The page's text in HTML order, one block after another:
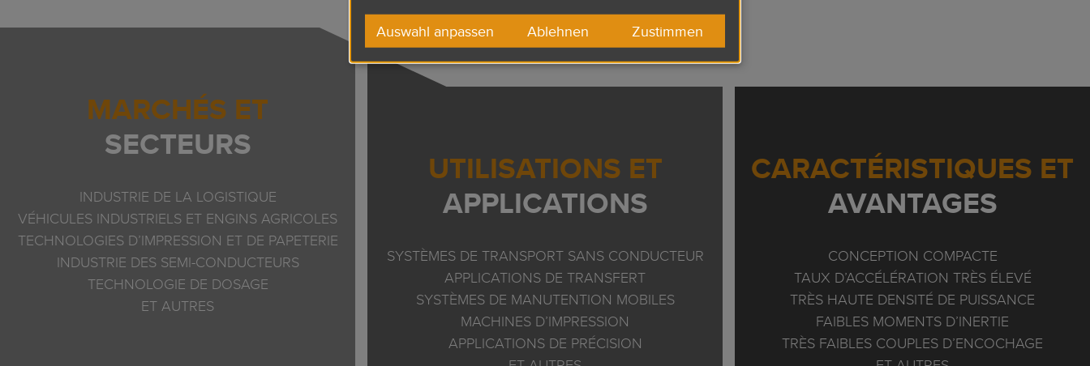
MARCHÉS ET
SECTEURS
INDUSTRIE DE LA LOGISTIQUE
VÉHICULES INDUSTRIELS ET ENGINS AGRICOLES
TECHNOLOGIES D’IMPRESSION ET DE PAPETERIE
INDUSTRIE DES SEMI-CONDUCTEURS
TECHNOLOGIE DE DOSAGE
ET AUTRES
UTILISATIONS ET
APPLICATIONS
SYSTÈMES DE TRANSPORT SANS CONDUCTEUR
APPLICATIONS DE TRANSFERT
SYSTÈMES DE MANUTENTION MOBILES
MACHINES D’IMPRESSION
APPLICATIONS DE PRÉCISION
CARACTÉRISTIQUES ET
AVANTAGES
CONCEPTION COMPACTE
TAUX D’ACCÉLÉRATION TRÈS ÉLEVÉ
TRÈS HAUTE DENSITÉ DE PUISSANCE
FAIBLES MOMENTS D’INERTIE
TRÈS FAIBLES COUPLES D’ENCOCHAGE
Auswahl anpassen Ablehnen Zustimmen